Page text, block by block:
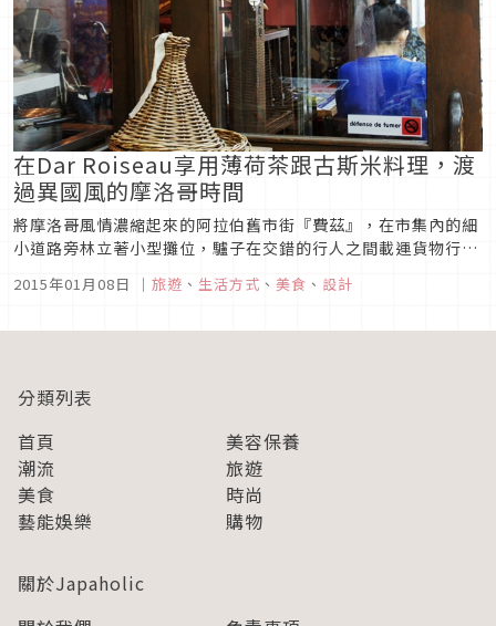
在Dar Roiseau享用薄荷茶跟古斯米料理，渡
過異國風的摩洛哥時間
將摩洛哥風情濃縮起來的阿拉伯舊市街『費茲』，在市集內的細
小道路旁林立著小型攤位，驢子在交錯的行人之間載運貨物行
屋，在車站附近一個名為『エコー仲見世』的小型商店街裡面，
2015年01月08日 ｜ 旅遊 、 生活方式 、 美食 、 設計
分類列表
首頁
美容保養
潮流
旅遊
美食
時尚
藝能娛樂
購物
關於Japaholic